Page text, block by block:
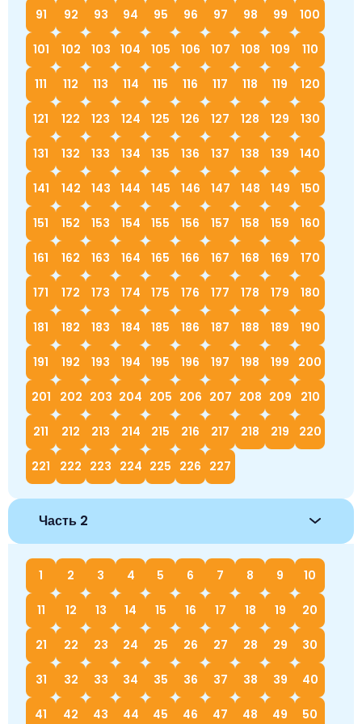
91 92 93 94 95 96 97 98 99 100
101 102 103 104 105 106 107 108 109 110
111 112 113 114 115 116 117 118 119 120
121 122 123 124 125 126 127 128 129 130
131 132 133 134 135 136 137 138 139 140
141 142 143 144 145 146 147 148 149 150
151 152 153 154 155 156 157 158 159 160
161 162 163 164 165 166 167 168 169 170
171 172 173 174 175 176 177 178 179 180
181 182 183 184 185 186 187 188 189 190
191 192 193 194 195 196 197 198 199 200
201 202 203 204 205 206 207 208 209 210
211 212 213 214 215 216 217 218 219 220
221 222 223 224 225 226 227
Часть 2
1 2 3 4 5 6 7 8 9 10
11 12 13 14 15 16 17 18 19 20
21 22 23 24 25 26 27 28 29 30
31 32 33 34 35 36 37 38 39 40
41 42 43 44 45 46 47 48 49 50